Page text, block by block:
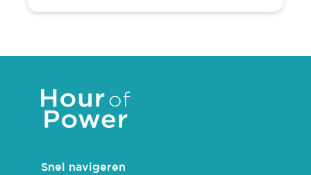
Snel navigeren